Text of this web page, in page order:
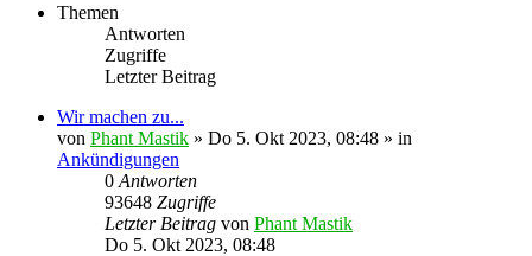
Themen
Antworten
Zugriffe
Letzter Beitrag
Wir machen zu...
von Phant Mastik » Do 5. Okt 2023, 08:48 » in
Ankündigungen
0 Antworten
93648 Zugriffe
Letzter Beitrag von Phant Mastik
Do 5. Okt 2023, 08:48